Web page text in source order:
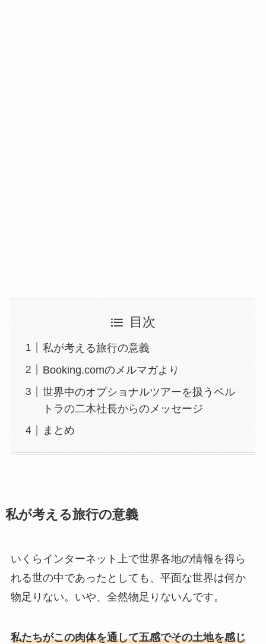
目次
私が考える旅行の意義
Booking.comのメルマガより
世界中のオプショナルツアーを扱うベル
トラの二木社長からのメッセージ
まとめ
私が考える旅行の意義
いくらインターネット上で世界各地の情報を得ら
れる世の中であったとしても、平面な世界は何か
物足りない。いや、全然物足りないんです。
私たちがこの肉体を通して五感でその土地を感じ